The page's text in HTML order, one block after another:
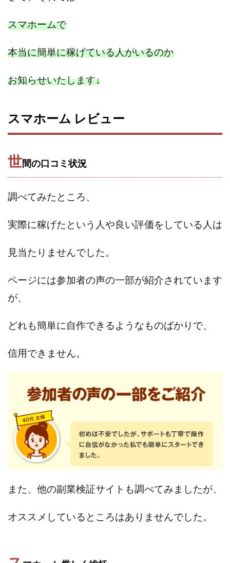
スマホームで
本当に簡単に稼げている人がいるのか
お知らせいたします↓
スマホーム レビュー
世間の口コミ状況
調べてみたところ、
実際に稼げたという人や良い評価をしている人は
見当たりませんでした。
ページには参加者の声の一部が紹介されています
が、
どれも簡単に自作できるようなものばかりで、
信用できません。
また、他の副業検証サイトも調べてみましたが、
オススメしているところはありませんでした。